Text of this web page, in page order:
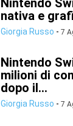
Nintendo
nativa e
Giorgia Russo - 7
Nintendo
milioni di
dopo il...
Giorgia Russo - 7